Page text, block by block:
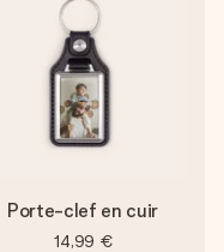
Porte-clef en cuir
14,99 €